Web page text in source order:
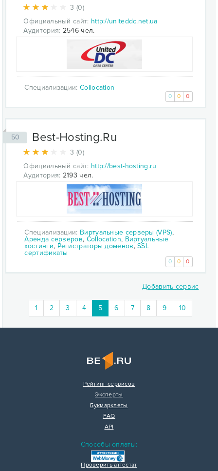
3 (0)
Официальный сайт: http://uniteddc.net.ua
Аудитория: 2546 чел.
Специализации: Collocation
0 0 0
50 Best-Hosting.Ru
3 (0)
Официальный сайт: http://best-hosting.ru
Аудитория: 2193 чел.
Специализации: Виртуальные серверы (VPS),
Аренда серверов, Collocation, Виртуальные
хостинги, Регистраторы доменов,SSL
сертификаты
0 0 0
Добавить сервис
1 2 3 4 5(current)
6 7 8 9 10
Рейтинг сервисов
Эксперты
Букмарклеты
FAQ
API
Способы оплаты:
Проверить аттестат